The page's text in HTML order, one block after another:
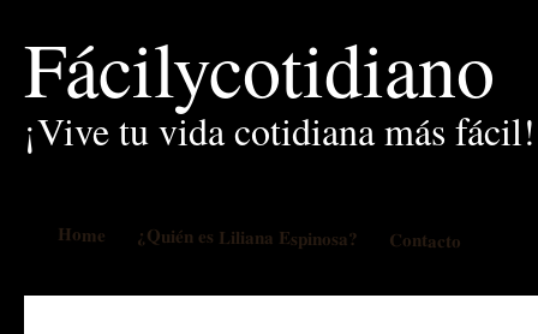
Fácilycotidiano
¡Vive tu vida cotidiana más fácil!
Home ¿Quién es Liliana Espinosa? Contacto